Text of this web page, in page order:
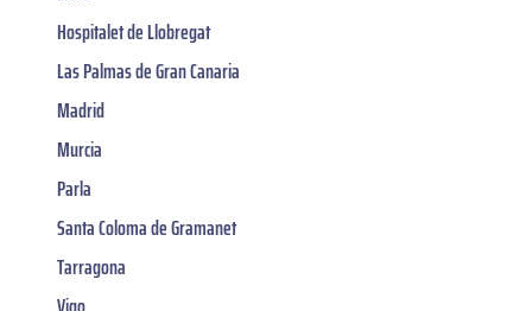
Hospitalet de Llobregat
Las Palmas de Gran Canaria
Madrid
Murcia
Parla
Santa Coloma de Gramanet
Tarragona